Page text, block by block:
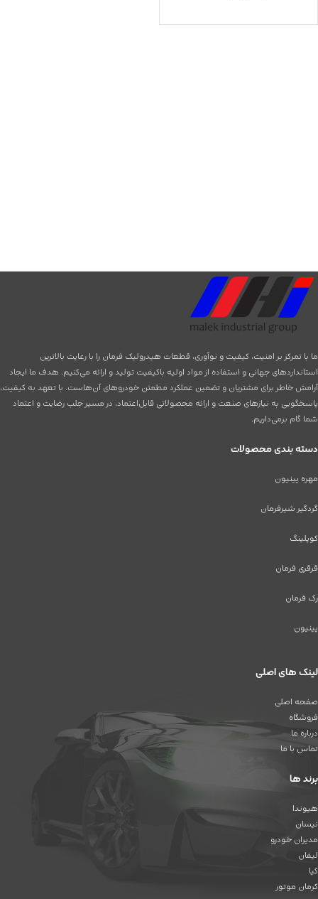
ما با تمرکز بر امنیت، کیفیت و نوآوری، قطعات هیدرولیک فرمان را با رعایت بالاترین
استانداردهای جهانی و استفاده از مواد اولیه باکیفیت تولید و ارائه می‌کنیم. هدف ما ایجاد
آرامش خاطر برای مشتریان و تضمین عملکرد مطمئن خودروهای آن‌هاست. با تعهد به کیفیت،
پاسخگویی به نیازهای صنعت و ارائه محصولاتی قابل‌اعتماد، در مسیر جلب رضایت و اعتماد
شما گام برمی‌داریم.
دسته بندی محصولات
مهره پینیون
گردگیر شیرفرمان
کوپلینگ
قرقری فرمان
رک فرمان
پینیون
لینک های اصلی
صفحه اصلی
فروشگاه
درباره ما
تماس با ما
برند ها
هیوندا
نیسان
مدیران خودرو
لیفان
کیا
کرمان موتور